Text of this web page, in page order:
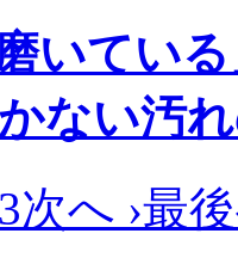
磨いてい
ない汚
3次へ ›最